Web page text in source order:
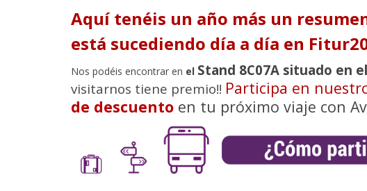
Aquí tenéis un año más un
está sucediendo día a día en
Nos podéis encontrar en el Stand 8C07A situado en
visitarnos tiene premio!! Participa en
de descuento en tu próximo viaje con